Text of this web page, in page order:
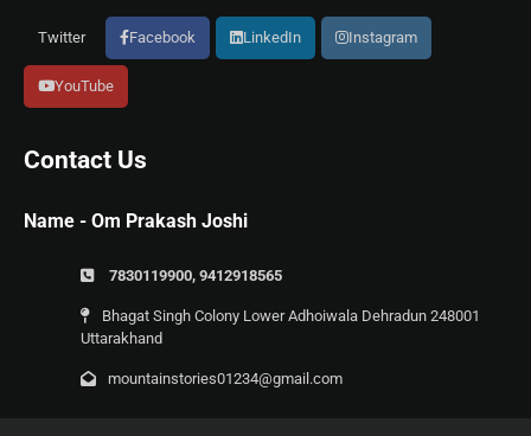
Twitter Facebook LinkedIn Instagram
YouTube
Contact Us
Name - Om Prakash Joshi
7830119900, 9412918565
Bhagat Singh Colony Lower Adhoiwala Dehradun 248001
Uttarakhand
mountainstories01234@gmail.com